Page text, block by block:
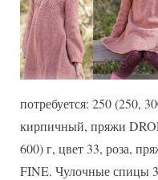
потребуется: 250 (250,
кирпичный, пряжи
600) г, цвет 33, роза,
FINE. Чулочные спицы